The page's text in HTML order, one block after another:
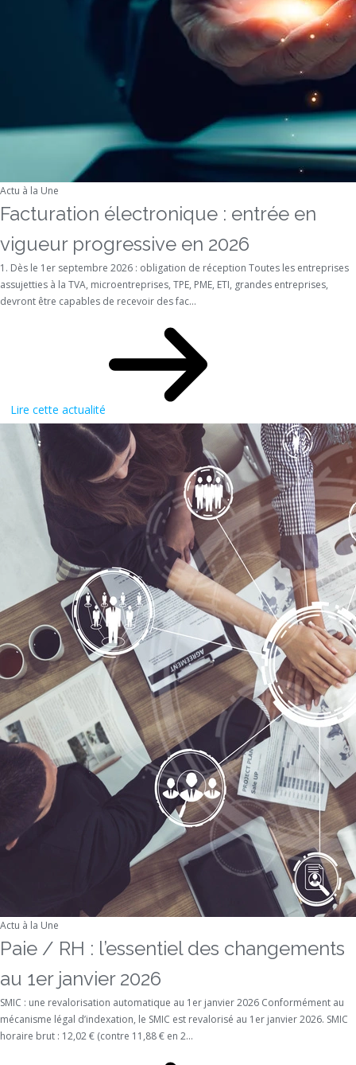
Actu à la Une
Facturation électronique : entrée en
vigueur progressive en 2026
1. Dès le 1er septembre 2026 : obligation de réception Toutes les entreprises
assujetties à la TVA, microentreprises, TPE, PME, ETI, grandes entreprises,
devront être capables de recevoir des fac...
Lire cette actualité
Actu à la Une
Paie / RH : l’essentiel des changements
au 1er janvier 2026
SMIC : une revalorisation automatique au 1er janvier 2026 Conformément au
mécanisme légal d’indexation, le SMIC est revalorisé au 1er janvier 2026. SMIC
horaire brut : 12,02 € (contre 11,88 € en 2...